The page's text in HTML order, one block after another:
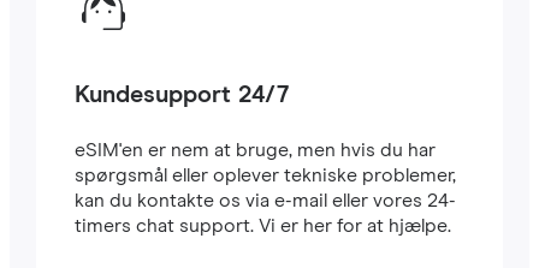
Kundesupport 24/7
eSIM'en er nem at bruge, men hvis du har
spørgsmål eller oplever tekniske problemer,
kan du kontakte os via e-mail eller vores 24-
timers chat support. Vi er her for at hjælpe.